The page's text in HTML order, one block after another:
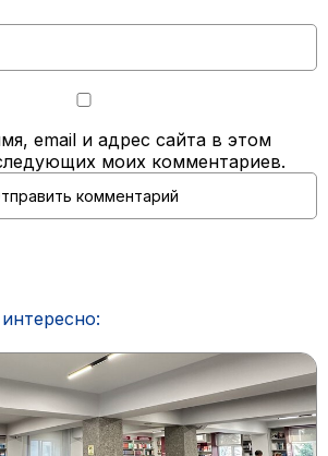
email и адрес сайта в этом
моих комментариев.